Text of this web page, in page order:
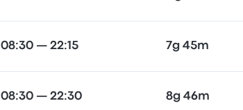
08:30 — 22:15 7g 45m
08:30 — 22:30 8g 46m